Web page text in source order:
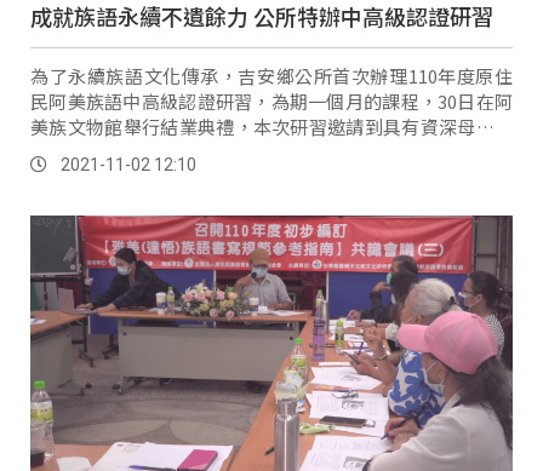
成就族語永續不遺餘力 公所特辦中高級認證研習
為了永續族語文化傳承，吉安鄉公所首次辦理110年度原住
民阿美族語中高級認證研習，為期一個月的課程，30日在阿
美族文物館舉行結業典禮，本次研習邀請到具有資深母語教
學經驗的黃月春、及吳阿金擔任指導老師，帶領30名學員用
2021-11-02 12:10